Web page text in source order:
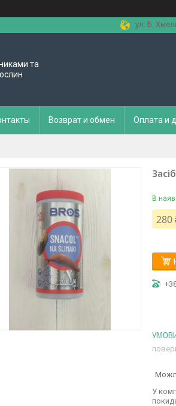
ул. Б.
та
Возврат и обмен Оплата и
В
280
У